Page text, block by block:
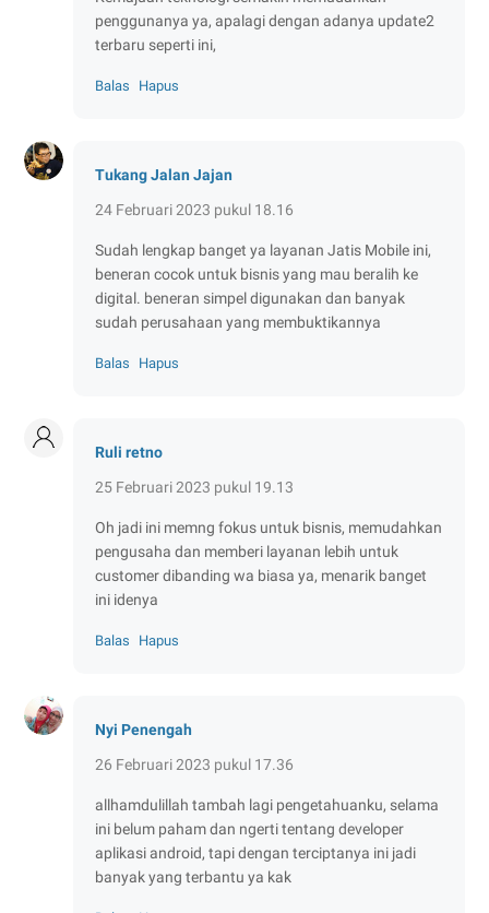
penggunanya ya, apalagi dengan adanya update2
terbaru seperti ini,
Balas Hapus
Tukang Jalan Jajan
24 Februari 2023 pukul 18.16
Sudah lengkap banget ya layanan Jatis Mobile ini,
beneran cocok untuk bisnis yang mau beralih ke
digital. beneran simpel digunakan dan banyak
sudah perusahaan yang membuktikannya
Balas Hapus
Ruli retno
25 Februari 2023 pukul 19.13
Oh jadi ini memng fokus untuk bisnis, memudahkan
pengusaha dan memberi layanan lebih untuk
customer dibanding wa biasa ya, menarik banget
ini idenya
Balas Hapus
Nyi Penengah
26 Februari 2023 pukul 17.36
allhamdulillah tambah lagi pengetahuanku, selama
ini belum paham dan ngerti tentang developer
aplikasi android, tapi dengan terciptanya ini jadi
banyak yang terbantu ya kak